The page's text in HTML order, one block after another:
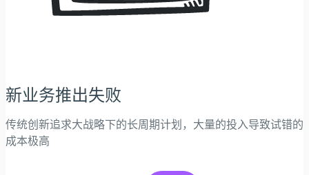
新业务推出失败
传统创新追求大战略下的长周期计划，大量的投入导致试错的
成本极高